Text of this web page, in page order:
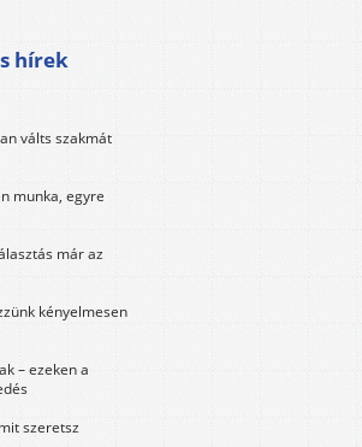
hírek
válts szakmát
munka, egyre
már az
kényelmesen
– ezeken a
szeretsz